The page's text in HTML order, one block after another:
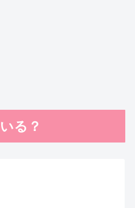
る？